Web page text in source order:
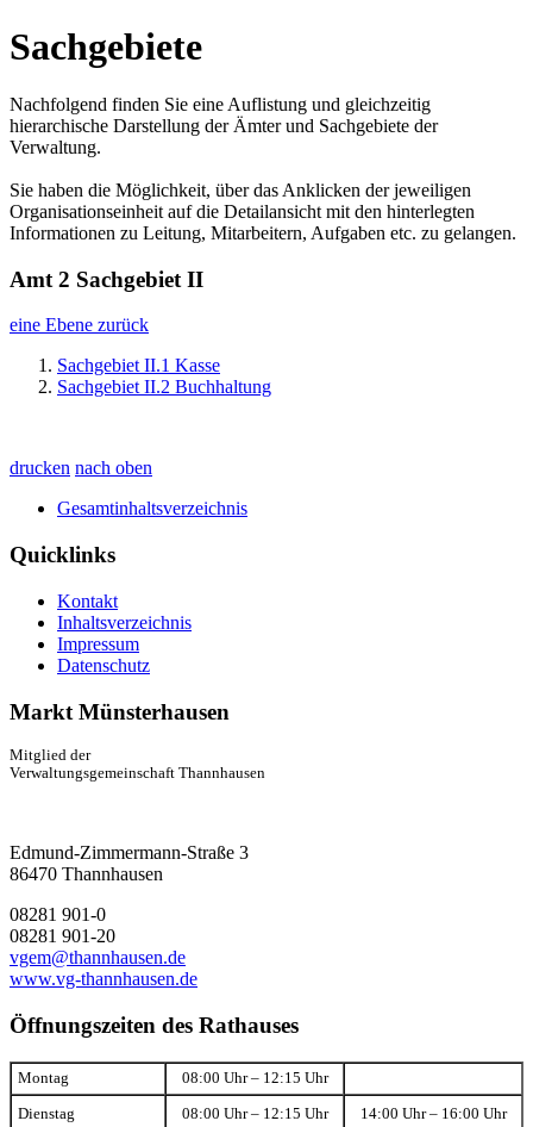
Sachgebiete
Nachfolgend finden Sie eine Auflistung und gleichzeitig
hierarchische Darstellung der Ämter und Sachgebiete der
Verwaltung.
Sie haben die Möglichkeit, über das Anklicken der jeweiligen
Organisationseinheit auf die Detailansicht mit den hinterlegten
Informationen zu Leitung, Mitarbeitern, Aufgaben etc. zu gelangen.
Amt 2 Sachgebiet II
eine Ebene zurück
Sachgebiet II.1 Kasse
Sachgebiet II.2 Buchhaltung
drucken nach oben
Gesamtinhaltsverzeichnis
Quicklinks
Kontakt
Inhaltsverzeichnis
Impressum
Datenschutz
Markt Münsterhausen
Mitglied der
Verwaltungsgemeinschaft Thannhausen
Edmund-Zimmermann-Straße 3
86470 Thannhausen
08281 901-0
08281 901-20
vgem@thannhausen.de
www.vg-thannhausen.de
Öffnungszeiten des Rathauses
Montag 08:00 Uhr – 12:15 Uhr
Dienstag 08:00 Uhr – 12:15 Uhr 14:00 Uhr – 16:00 Uhr